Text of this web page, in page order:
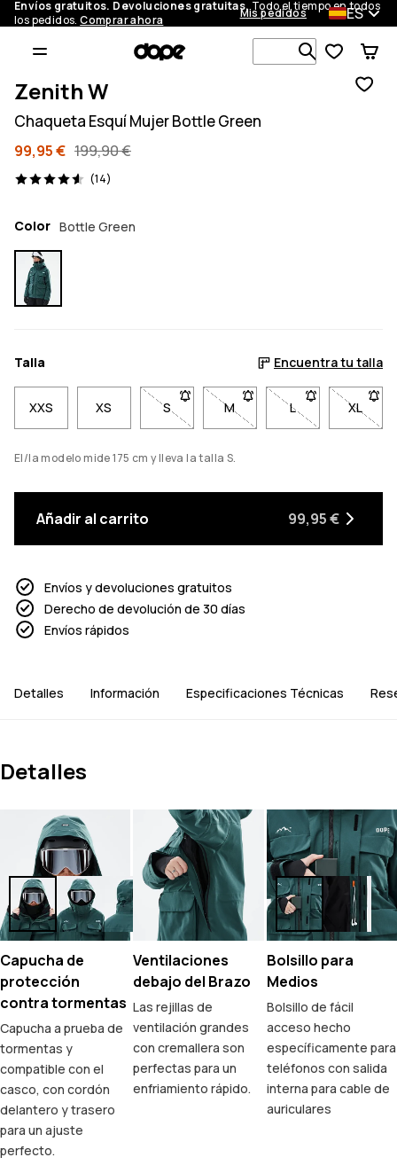
Envíos gratuitos. Devoluciones gratuitas.Todo el tiempo en todos
los pedidos.Comprar ahora Mis pedidos ES
Busca en
Zenith W
Chaqueta Esquí Mujer Bottle Green
99,95 € 199,90 €
(14)
14 opiniones, 4.6/5
Color Bottle Green
Talla Encuentra tu talla
XXS XS S- Talla S no disponible. Haz clic para
M- Talla M no disponible.
L- Talla L no
XL- Talla
El/la modelo mide 175 cm y lleva la talla S.
Añadir al carrito 99,95 €
Envíos y devoluciones gratuitos
Derecho de devolución de 30 días
Envíos rápidos
Detalles Información Especificaciones Técnicas
Detalles
Capucha de
protección
contra tormentas
Capucha a prueba de
tormentas y
compatible con el
casco, con cordón
delantero y trasero
para un ajuste
perfecto.
Ventilaciones
debajo del Brazo
Las rejillas de
ventilación grandes
con cremallera son
perfectas para un
enfriamiento rápido.
Bolsillo para
Medios
Bolsillo de fácil
acceso hecho
específicamente para
teléfonos con salida
interna para cable de
auriculares